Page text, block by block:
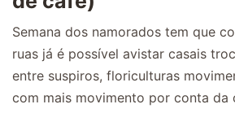
Semana dos namorados tem que
ruas já é possível avistar casais
entre suspiros, floriculturas
com mais movimento por conta da